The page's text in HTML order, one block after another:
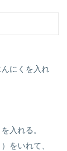
にくを入れ
入れる。
をいれて、